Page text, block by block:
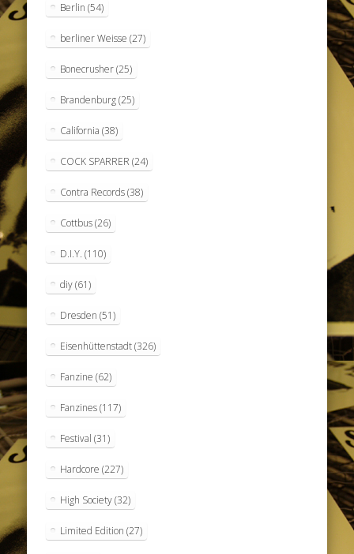
Berlin (54)
berliner Weisse (27)
Bonecrusher(25)
Brandenburg(25)
California (38)
COCK SPARRER (24)
Contra Records(38)
Cottbus(26)
D.I.Y. (110)
diy(61)
Dresden (51)
Eisenhüttenstadt(326)
Fanzine (62)
Fanzines(117)
Festival (31)
Hardcore (227)
High Society(32)
Limited Edition (27)